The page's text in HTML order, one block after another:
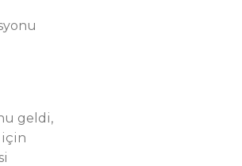
geldi,
için